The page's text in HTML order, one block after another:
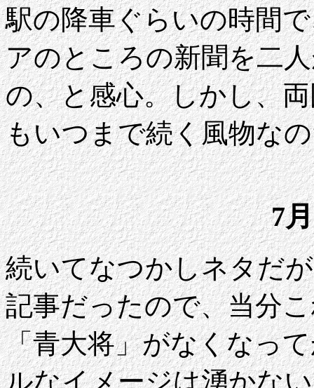
駅の降車ぐらいの時間
アのところの新聞を二
の、と感心。しかし、
もいつまで続く風物な
7
続いてなつかしネタだ
記事だったので、当分
「青大将」がなくなっ
ルなイメージは湧かな